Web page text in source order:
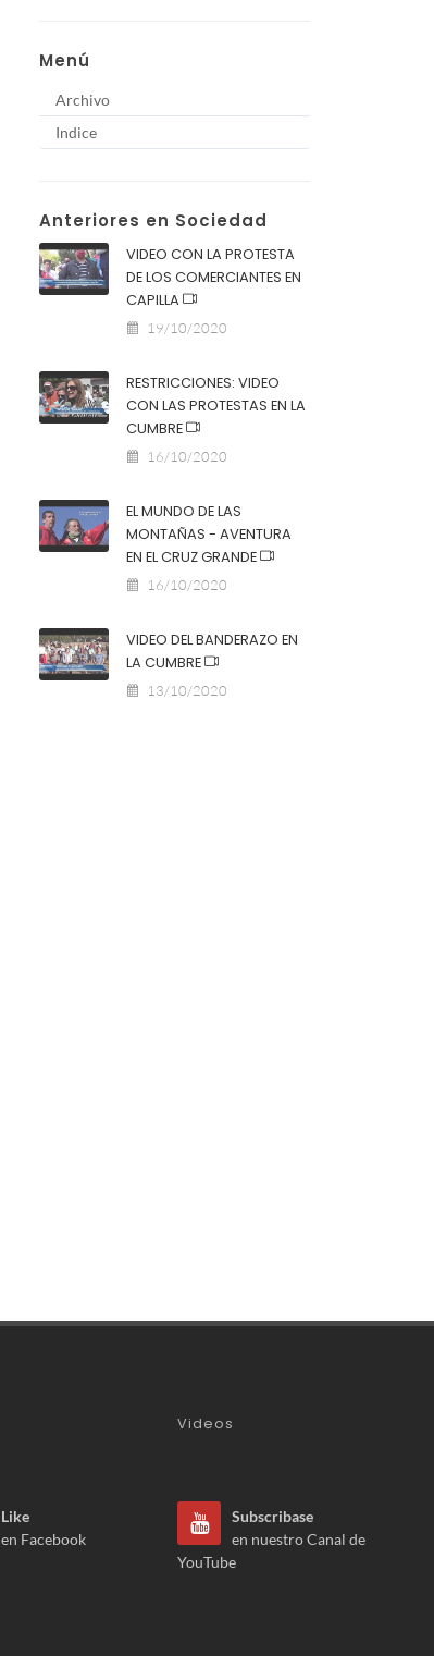
Menú
Archivo
Indice
Anteriores en Sociedad
VIDEO CON LA PROTESTA
DE LOS COMERCIANTES EN
CAPILLA
19/10/2020
RESTRICCIONES: VIDEO
CON LAS PROTESTAS EN LA
CUMBRE
16/10/2020
EL MUNDO DE LAS
MONTAÑAS - AVENTURA
EN EL CRUZ GRANDE
16/10/2020
VIDEO DEL BANDERAZO EN
LA CUMBRE
13/10/2020
Videos
Like
en Facebook
Subscribase
en nuestro Canal de
YouTube